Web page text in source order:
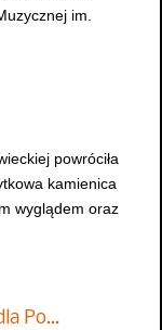
im.
powróciła
kamienica
wyglądem oraz
Po…